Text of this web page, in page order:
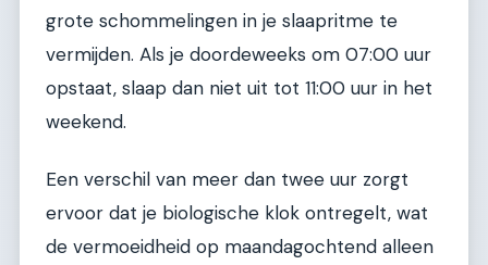
grote schommelingen in je slaapritme te
vermijden. Als je doordeweeks om 07:00 uur
opstaat, slaap dan niet uit tot 11:00 uur in het
weekend.
Een verschil van meer dan twee uur zorgt
ervoor dat je biologische klok ontregelt, wat
de vermoeidheid op maandagochtend alleen